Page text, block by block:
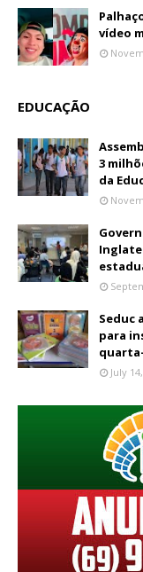
vídeo
EDUCAÇÃO
3
da
Seduc
para
July